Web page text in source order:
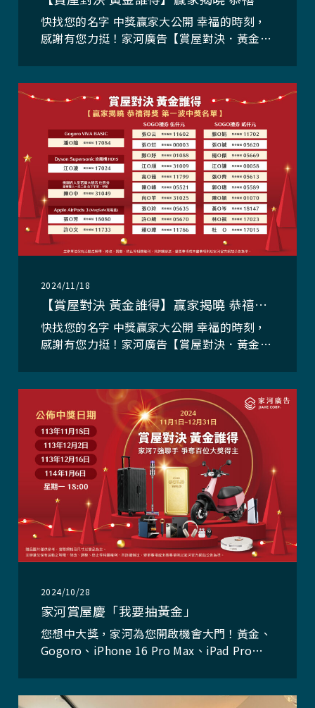
快找您的名字 中獎贏家大公開 幸福的時刻，
感謝有您力挺！家河廣告【賞屋對決．黃金誰
的熱情，更恭禧所有得獎幸運兒！ 活動期
間：即日起至113/12/31/(二)止，愈早參加中
獎機會愈高！ 活動網址：ht
2024/11/18
【賞屋對決 黃金誰得】贏家揭曉 恭禧得獎！第一波中獎名單
快找您的名字 中獎贏家大公開 幸福的時刻，
感謝有您力挺！家河廣告【賞屋對決．黃金誰
的熱情，更恭禧所有得獎幸運兒！ 活動期
間：即日起至113/12/31/(二)止，愈早參加中
獎機會愈高！ 活動網址：ht
2024/10/28
家河賞屋慶「我要抽黃金」
您想中大獎，家河為您開啟機會大門！黃金、
Gogoro、iPhone 16 Pro Max、iPad Pro、
位大獎得主》，愈早參加、中獎機會愈高！
自113/11/1（五）起至113/1